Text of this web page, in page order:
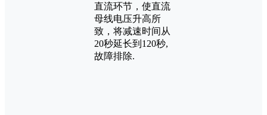
直流环节，使直流
母线电压升高所
致，将减速时间从
20秒延长到120秒,
故障排除.